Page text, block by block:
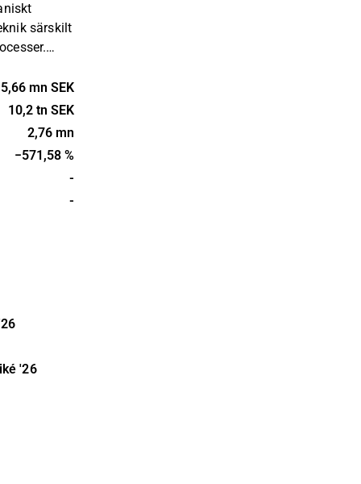
särskilt
relaterat
bland
tyngre
är beläget
mn SEK
10,2 tn SEK
2,76 mn
−571,58 %
-
-
'26